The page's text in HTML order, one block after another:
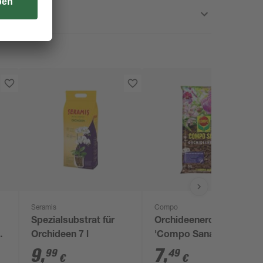
Seramis
Spezialsubstrat für
Orchideen 7 l
9,99 €
Compo
Orchideenerde
'Compo Sana' 5 l
7,49 €